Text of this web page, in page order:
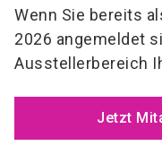
Wenn Sie bereits
2026 angemeldet
Ausstellerbereich
Jetzt